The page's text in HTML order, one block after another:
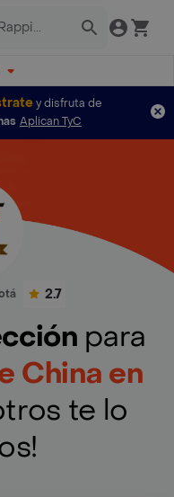
y disfruta de
Aplican TyC
2.7
para
China en
te lo